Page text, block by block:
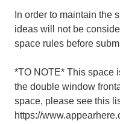
In order to maintain the
ideas will not be
space rules before
*TO NOTE* This space
the double window
space, please see this
https://